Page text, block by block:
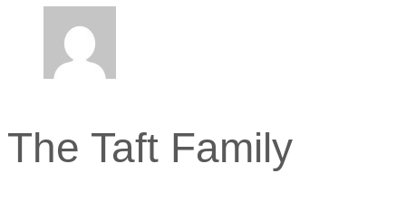
The Taft Family